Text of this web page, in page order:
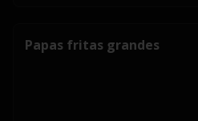
Papas fritas grandes